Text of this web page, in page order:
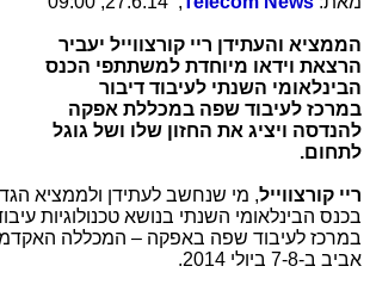
הממציא והעתידן ריי קורצווייל יעביר
הרצאת וידאו מיוחדת למשתתפי הכנס
הבינלאומי השנתי לעיבוד דיבור
במרכז לעיבוד שפה במכללת אפקה
להנדסה ויציג את החזון שלו ושל גוגל
לתחום.
ריי קורצווייל, מי שנחשב לעתידן ולממציא
בכנס הבינלאומי השנתי בנושא טכנולוגיות
במרכז לעיבוד שפה באפקה – המכללה
אביב ב-7-8 ביולי 2014.